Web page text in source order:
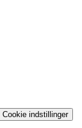
Cookie indstillinger